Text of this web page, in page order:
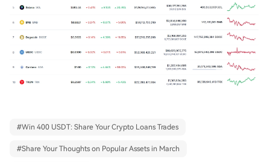
#Win 400 USDT: Share Your Crypto Loans Trades
#Share Your Thoughts on Popular Assets in March